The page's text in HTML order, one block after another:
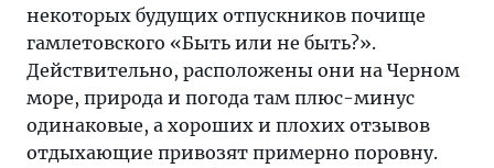
там
плюс-
минус
одинаковые,
некоторых будущих отпускников почище
гамлетовского «Быть или не быть?».
Действительно, расположены они на Черном
море, природа и погода там плюс-минус
одинаковые, а хороших и плохих отзывов
отдыхающие привозят примерно поровну.